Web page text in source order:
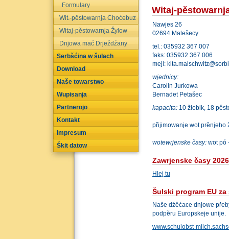
Witaj-
Nawjes 26
02694 Malešecy
tel.: 035932 367 007
faks: 035932 367 006
mejl:
wjednicy:
Carolin Jurkowa
Bernadet Petašec
kapacita: 10 žłobik, 18
přijimowanje wot prěnjeho
wotewrjenske časy: wot pó
Zawrjenske časy 2026
Hlej tu
Šulski program EU
Naše dźěćace dnjowe
podpěru Europskeje unije.
www.schulobst-
Formulary
Wit.-pěstowarnja Choćebuz
Witaj-pěstowarnja Žylow
Dnjowa mać Drježdźany
Serbšćina w šulach
Download
Naše towarstwo
Wupisanja
Partnerojo
Kontakt
Impresum
Škit datow